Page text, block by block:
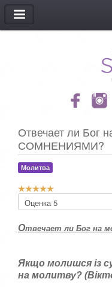
Отвечает ли Бог
СОМНЕНИЯМИ?
Молитва
Р
й
т
и
г
:
о
а
й
с
Отвечает ли Бог на
Якщо молишся із
на молитву?